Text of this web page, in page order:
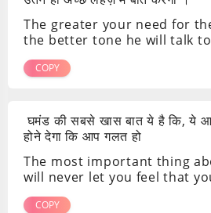
The greater your need for
the better tone he will talk
COPY
घमंड की सबसे खास बात ये है कि, ये
होने देगा कि आप गलत हो
The most important thing
will never let you feel that
COPY